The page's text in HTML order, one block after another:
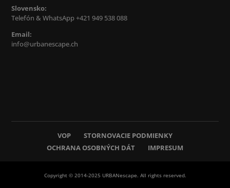
Slovensko:
Telefón & WhatsApp +421 949 538 088
Email:
info@urbanescape.ch
VOP
STORNOVACIE PODMIENKY
OCHRANA OSOBNÝCH DÁT
IMPRESUM
Copyright © 2014-2025 URBANescape. All rights reserved.